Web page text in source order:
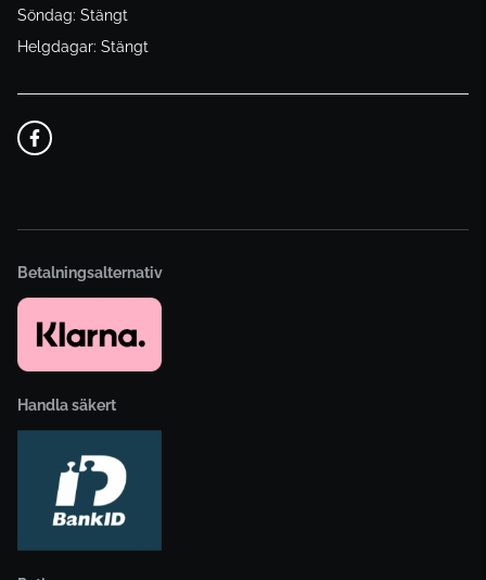
Söndag: Stängt
Helgdagar: Stängt
Betalningsalternativ
Handla säkert